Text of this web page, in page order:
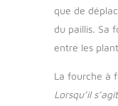
que de
du paillis. Sa
entre les
La fourche à
Lorsqu’il